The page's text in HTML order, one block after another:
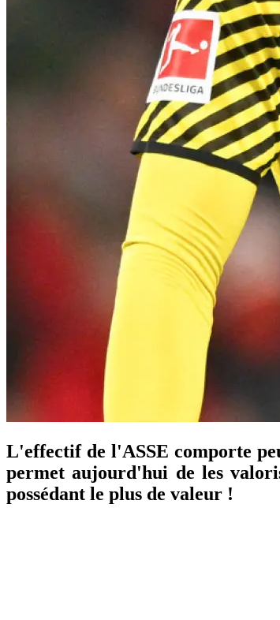
L'effectif de l'ASSE comporte
permet aujourd'hui de les
possédant le plus de valeur !